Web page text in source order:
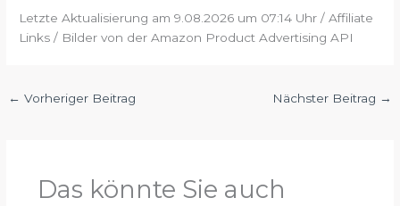
Letzte Aktualisierung am 9.08.2026 um 07:14 Uhr / Affiliate
Links / Bilder von der Amazon Product Advertising API
← Vorheriger Beitrag Nächster Beitrag →
Das könnte Sie auch